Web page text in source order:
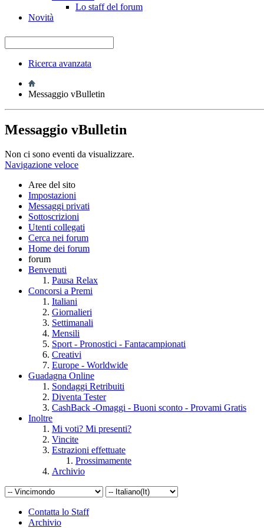
Lo staff del forum
Novità
Ricerca avanzata
Messaggio vBulletin
Messaggio vBulletin
Non ci sono eventi da visualizzare.
Navigazione veloce
Aree del sito
Impostazioni
Messaggi privati
Sottoscrizioni
Utenti collegati
Cerca nei forum
Home dei forum
forum
Benvenuti
Pausa Relax
Concorsi a Premi
Italiani
Giornalieri
Settimanali
Mensili
Sport - Pronostici - Fantacampionati
Creativi
Europe - Worldwide
Guadagna Online
Sondaggi Retribuiti
Diventa Tester
CashBack -Omaggi - Buoni sconto - Provami Gratis
Inoltre
Mi voti? Mi presenti?
Vincite
Estrazioni effettuate
Prossimamente
Archivio
Contatta lo Staff
Archivio